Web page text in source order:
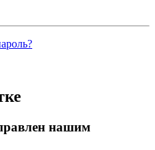
нашим